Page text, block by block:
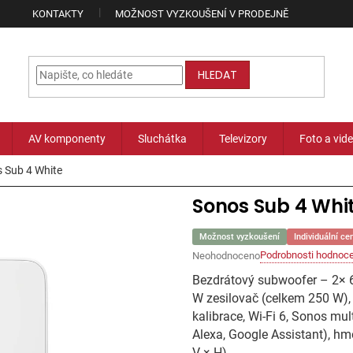
KONTAKTY MOŽNOST VYZKOUŠENÍ V PRODEJNĚ
HLEDAT
AV komponenty Sluchátka Televizory Foto a
Sub 4 White
Možnost vyzkoušení Individuální
Průměrné
hodnocení
produktu
je
0,0
z
5
NeohodnocenoPodrobnosti
Sonos Sub 4
Bezdrátový subwoofer – 2×
W zesilovač (celkem 250
kalibrace, Wi-Fi 6, Sonos
Alexa, Google Assistant),